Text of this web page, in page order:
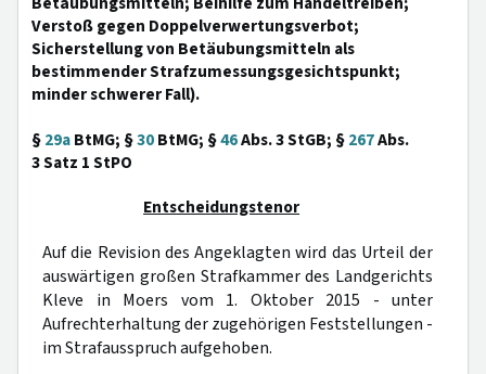
Verstoß gegen Doppelverwertungsverbot;
Sicherstellung von Betäubungsmitteln als
bestimmender Strafzumessungsgesichtspunkt;
minder schwerer Fall).
§29aBtMG; §30BtMG; §46Abs. 3 StGB; §267Abs.
3 Satz 1 StPO
Entscheidungstenor
Auf die Revision des Angeklagten wird das Urteil der
auswärtigen großen Strafkammer des Landgerichts
Kleve in Moers vom 1. Oktober 2015 - unter
Aufrechterhaltung der zugehörigen Feststellungen -
im Strafausspruch aufgehoben.